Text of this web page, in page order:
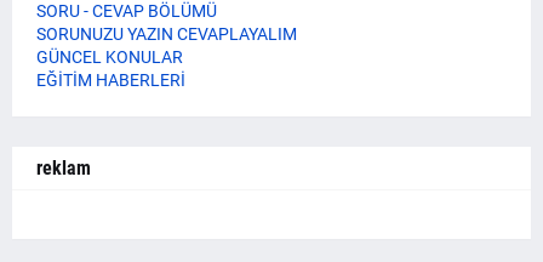
SORU - CEVAP BÖLÜMÜ
SORUNUZU YAZIN CEVAPLAYALIM
GÜNCEL KONULAR
EĞİTİM HABERLERİ
reklam